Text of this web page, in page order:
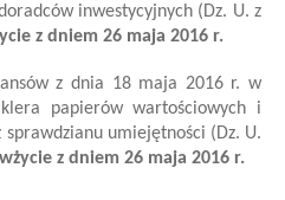
inwestycyjnych(Dz. U. z
z dniem 26 maja 2016 r.
z dnia 18 maja 2016 r. w
papierów wartościowych i
umiejętności (Dz. U.
wżycie z dniem 26 maja 2016 r.